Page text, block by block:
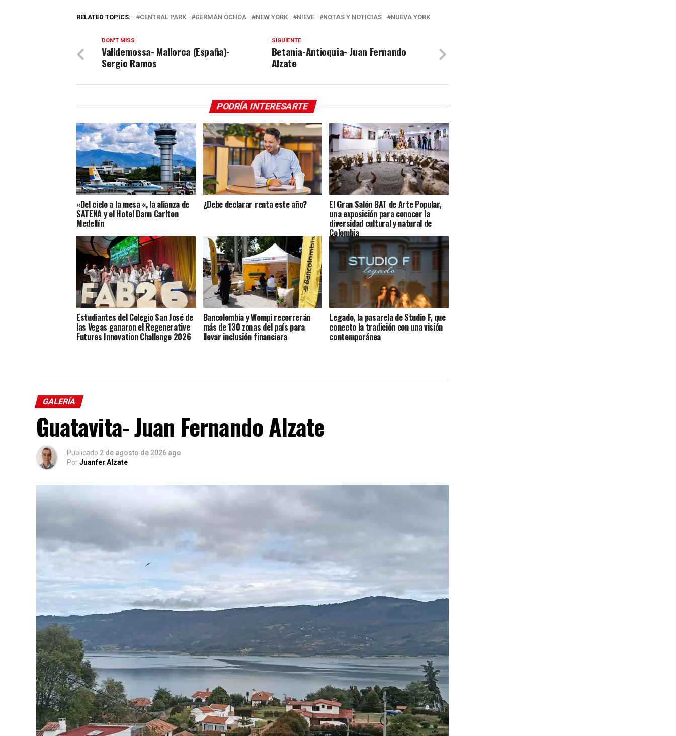
RELATED TOPICS: CENTRAL PARK GERMÁN OCHOA NEW YORK NIEVE NOTAS Y NOTICIAS NUEVA YORK
SIGUIENTE
Betania-Antioquia- Juan Fernando
Alzate
DON'T MISS
Valldemossa- Mallorca (España)-
Sergio Ramos
PODRÍA INTERESARTE
«Del cielo a la mesa «, la alianza de
SATENA y el Hotel Dann Carlton
Medellín
¿Debe declarar renta este año? El Gran Salón BAT de Arte Popular,
una exposición para conocer la
diversidad cultural y natural de
Colombia
Estudiantes del Colegio San José de
las Vegas ganaron el Regenerative
Futures Innovation Challenge 2026
Bancolombia y Wompi recorrerán
más de 130 zonas del país para
llevar inclusión financiera
Legado, la pasarela de Studio F, que
conecto la tradición con una visión
contemporánea
GALERÍA
Guatavita- Juan Fernando Alzate
Publicado 2 de agosto de 2026 ago
PorJuanfer Alzate